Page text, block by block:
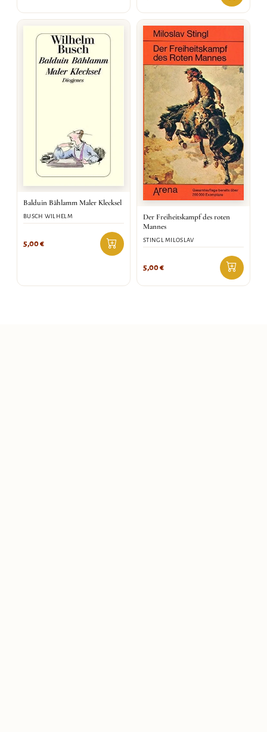
Balduin Bählamm Maler Klecksel
BUSCH WILHELM
5,00€
Der Freiheitskampf des roten
Mannes
STINGL MILOSLAV
5,00€